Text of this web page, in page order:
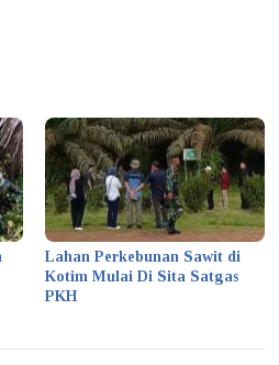
Lahan Perkebunan Sawit di
Kotim Mulai Di Sita Satgas
PKH